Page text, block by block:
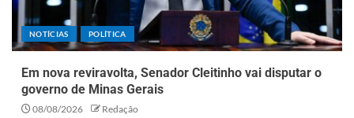
NOTÍCIAS POLÍTICA
Em nova reviravolta, Senador Cleitinho vai disputar o
governo de Minas Gerais
08/08/2026 Redação